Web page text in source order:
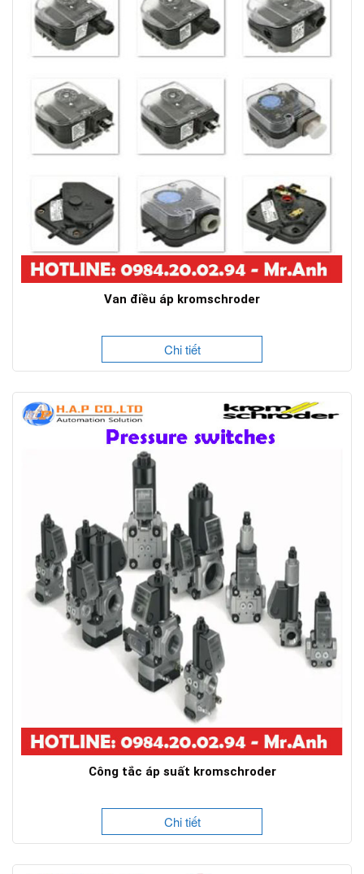
Van điều áp kromschroder
Chi tiết
Công tắc áp suất kromschroder
Chi tiết